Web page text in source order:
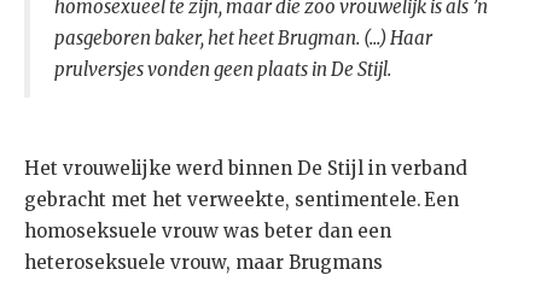
homosexueel te zijn, maar die zoo vrouwelijk is als ’n
pasgeboren baker, het heet Brugman. (...) Haar
prulversjes vonden geen plaats in De Stijl.
Het vrouwelijke werd binnen De Stijl in verband
gebracht met het verweekte, sentimentele. Een
homoseksuele vrouw was beter dan een
heteroseksuele vrouw, maar Brugmans